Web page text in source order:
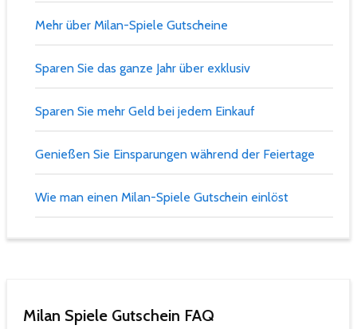
Mehr über Milan-Spiele Gutscheine
Sparen Sie das ganze Jahr über exklusiv
Sparen Sie mehr Geld bei jedem Einkauf
Genießen Sie Einsparungen während der Feiertage
Wie man einen Milan-Spiele Gutschein einlöst
Milan Spiele Gutschein FAQ